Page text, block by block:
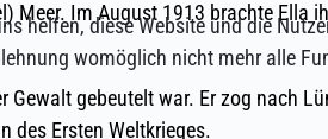
helfen, diese Website und die
womöglich nicht mehr alle